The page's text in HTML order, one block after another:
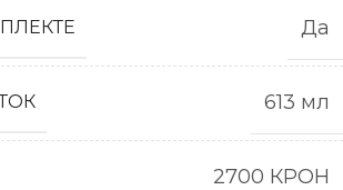
Да
613 мл
2700 КРОН